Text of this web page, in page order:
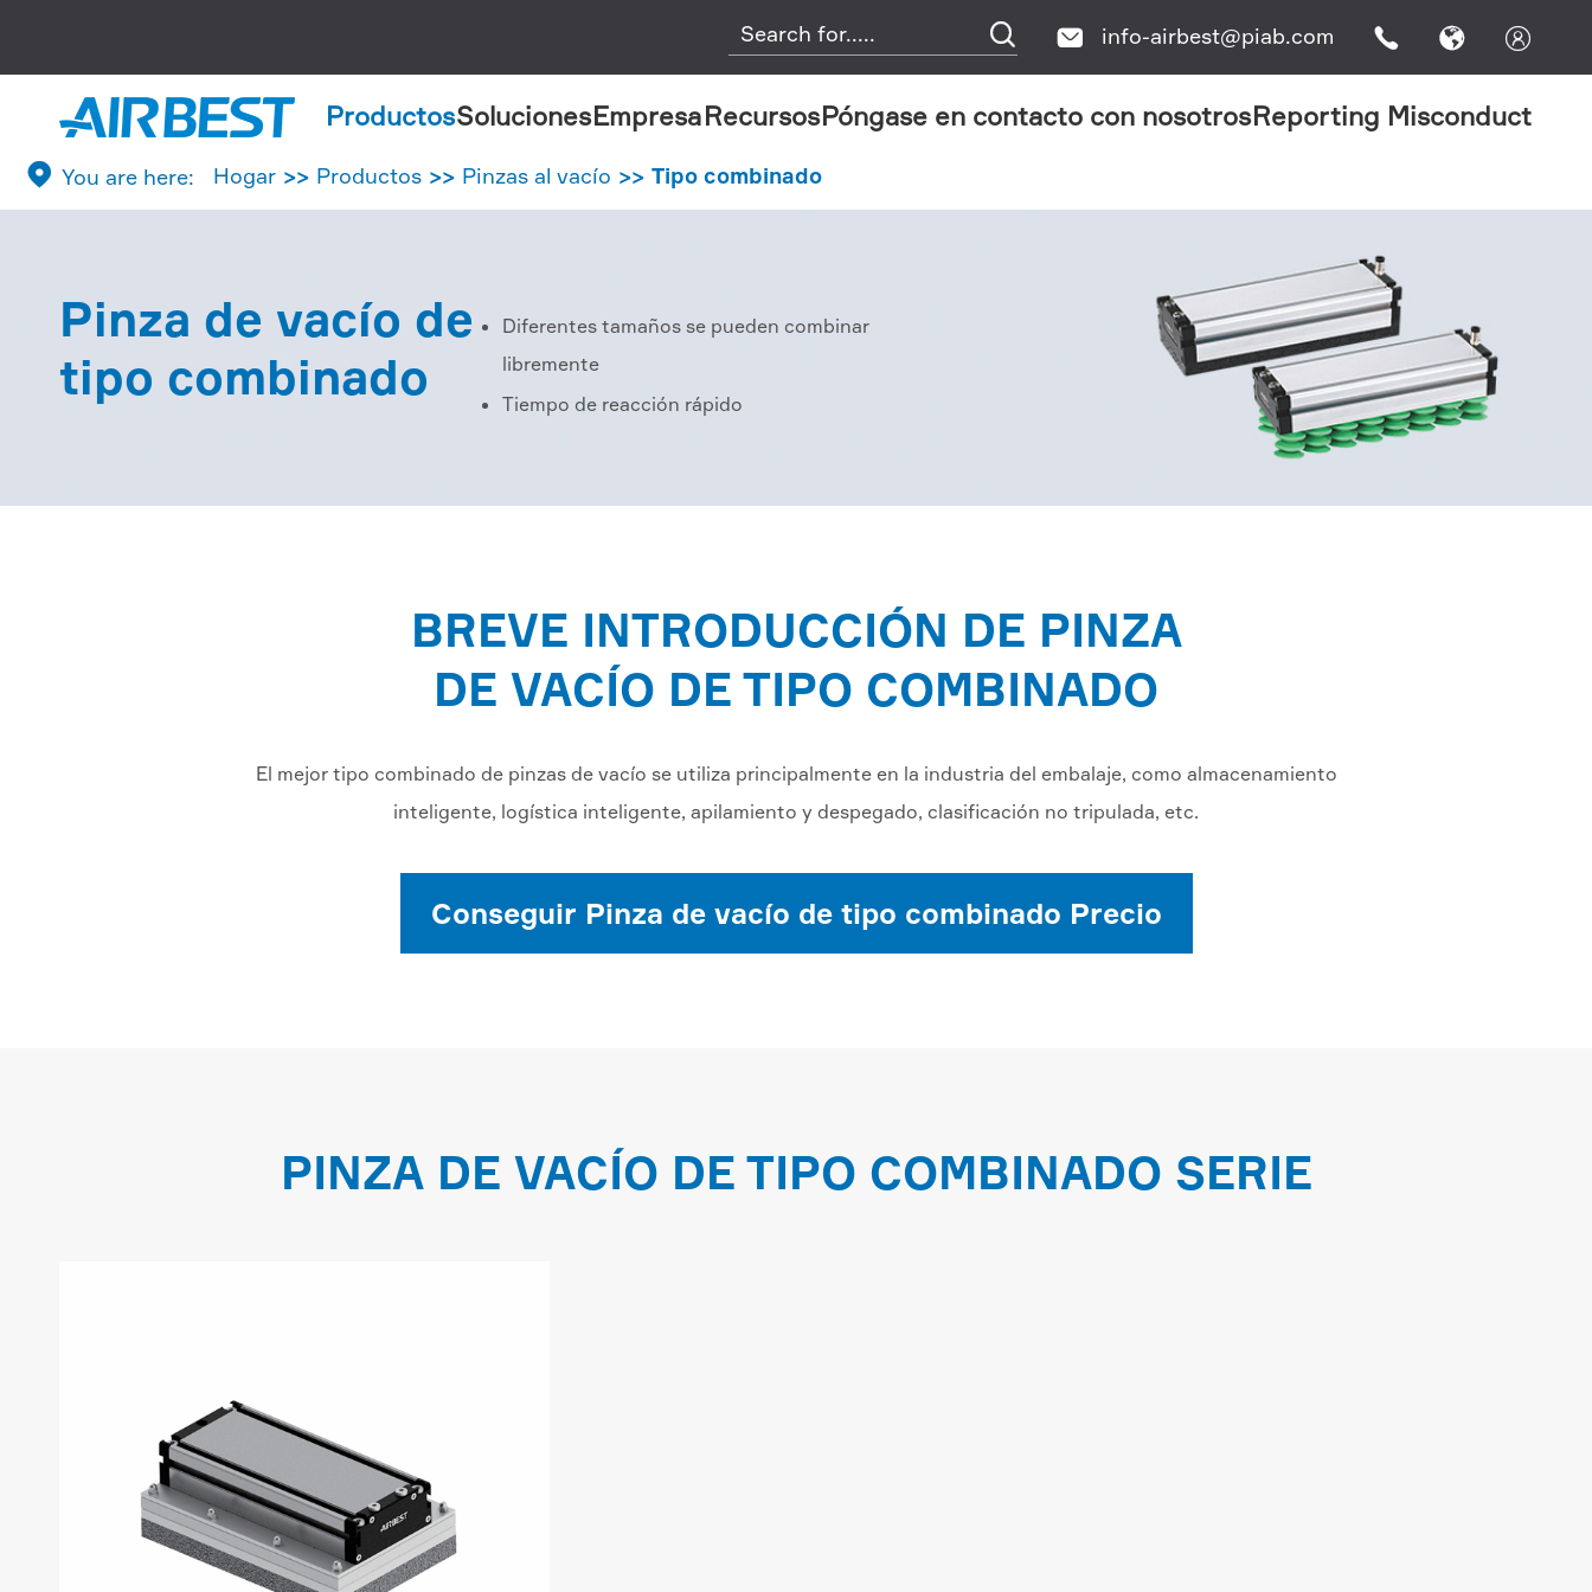
  info-airbest@piab.com   
ProductosSolucionesEmpresaRecursosPóngase en contacto con nosotrosReporting Misconduct
 Hogar Productos Pinzas al vacío Tipo combinado
Pinza de vacío de
tipo combinado
Diferentes tamaños se pueden combinar
libremente
Tiempo de reacción rápido
BREVE INTRODUCCIÓN DE PINZA
DE VACÍO DE TIPO COMBINADO
El mejor tipo combinado de pinzas de vacío se utiliza principalmente en la industria del embalaje, como almacenamiento
inteligente, logística inteligente, apilamiento y despegado, clasificación no tripulada, etc.
Conseguir Pinza de vacío de tipo combinado Precio
PINZA DE VACÍO DE TIPO COMBINADO SERIE